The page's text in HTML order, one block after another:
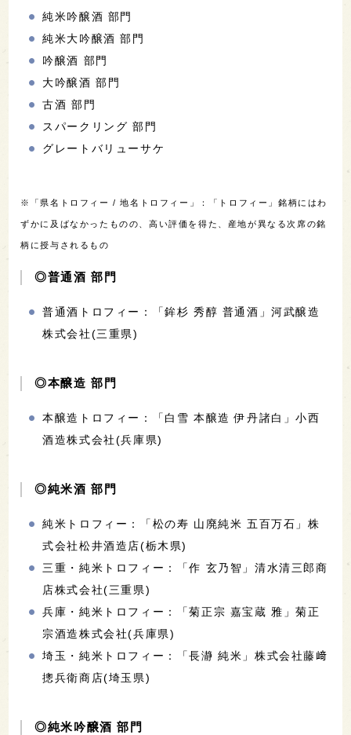
純米吟醸酒 部門
純米大吟醸酒 部門
吟醸酒 部門
大吟醸酒 部門
古酒 部門
スパークリング 部門
グレートバリューサケ
※「県名トロフィー / 地名トロフィー」：「トロフィー」銘柄にはわ
ずかに及ばなかったものの、高い評価を得た、産地が異なる次席の銘
柄に授与されるもの
◎普通酒 部門
普通酒トロフィー：「鉾杉 秀醇 普通酒」河武醸造
株式会社(三重県)
◎本醸造 部門
本醸造トロフィー：「白雪 本醸造 伊丹諸白」小西
酒造株式会社(兵庫県)
◎純米酒 部門
純米トロフィー：「松の寿 山廃純米 五百万石」株
式会社松井酒造店(栃木県)
三重・純米トロフィー：「作 玄乃智」清水清三郎商
店株式会社(三重県)
兵庫・純米トロフィー：「菊正宗 嘉宝蔵 雅」菊正
宗酒造株式会社(兵庫県)
埼玉・純米トロフィー：「長瀞 純米」株式会社藤﨑
摠兵衛商店(埼玉県)
◎純米吟醸酒 部門